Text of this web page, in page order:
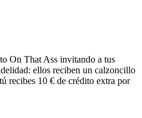
On That Ass invitando a tus
ellos reciben un calzoncillo
recibes 10 € de crédito extra por